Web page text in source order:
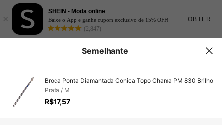
OBTER
×
SHEIN - Moda online
Baixe o App e ganhe cupom exclusivo de 15% OFF!
(2,847)
Semelhante
Broca Ponta Diamantada Conica Topo Chama PM 830 Brilho
Prata / M
R$17,57